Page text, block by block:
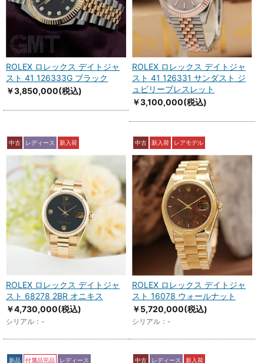
ROLEX ロレックス デイトジャ
スト 41 126333G ブラック
￥3,850,000(税込)
ROLEX ロレックス デイトジャ
スト 41 126331 サンダスト ジ
ュビリーブレスレット
￥3,100,000(税込)
中古 レディース 新入荷
ROLEX ロレックス デイトジャ
スト 68278 2BR オニキス
￥4,730,000(税込)
シリアル：-
中古 新入荷 レアモデル
ROLEX ロレックス デイトジャ
スト 16078 ウォールナット
￥5,720,000(税込)
シリアル：-
新品 付属品完品 レディース 中古 レディース 新入荷